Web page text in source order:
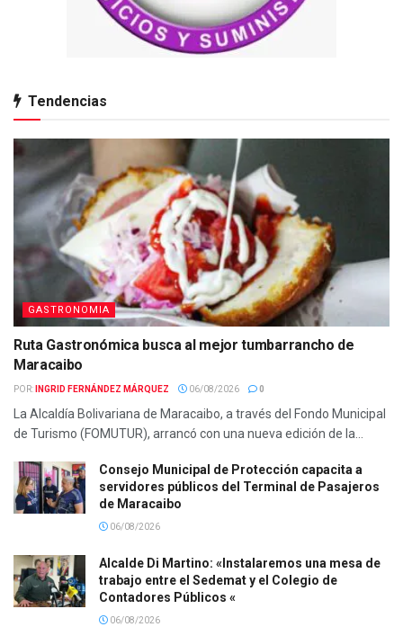
Tendencias
GASTRONOMIA
Ruta Gastronómica busca al mejor tumbarrancho de
Maracaibo
POR: INGRID FERNÁNDEZ MÁRQUEZ 06/08/2026 0
La Alcaldía Bolivariana de Maracaibo, a través del Fondo Municipal
de Turismo (FOMUTUR), arrancó con una nueva edición de la...
Consejo Municipal de Protección capacita a
servidores públicos del Terminal de Pasajeros
de Maracaibo
06/08/2026
Alcalde Di Martino: «Instalaremos una mesa de
trabajo entre el Sedemat y el Colegio de
Contadores Públicos «
06/08/2026